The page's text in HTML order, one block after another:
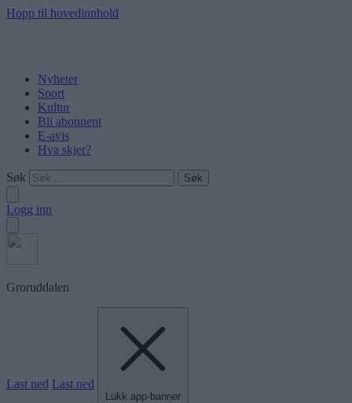
Hopp til hovedinnhold
Nyheter
Sport
Kultur
Bli abonnent
E-avis
Hva skjer?
Søk
Logg inn
Groruddalen
Last ned Last ned
Lukk app-banner